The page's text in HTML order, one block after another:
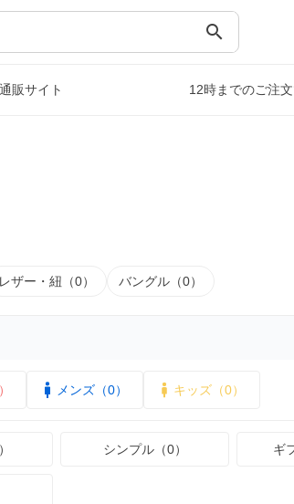
search
販サイト 12時までのご注
レザー・紐（0） バングル（0）
メンズ（0） キッズ（0）
シンプル（0） ギ